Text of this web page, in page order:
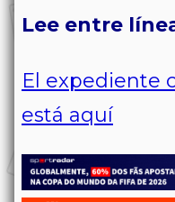
Lee entre
El expediente
está aquí